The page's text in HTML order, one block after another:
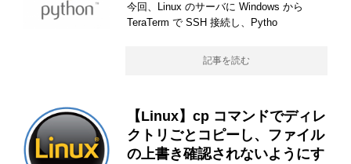
今回、Linux のサーバに Windows から
TeraTerm で SSH 接続し、Pytho
記事を読む
【Linux】cp コマンドでディレ
クトリごとコピーし、ファイル
の上書き確認されないようにす